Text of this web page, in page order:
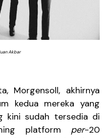
dan Kritik Sosial Lewat
Distopia Lewat
Kehangatan Tradisi
Lewat Single
Akbar
Morgensoll, akhirnya
kedua mereka yang
kini sudah tersedia di
platform per-20